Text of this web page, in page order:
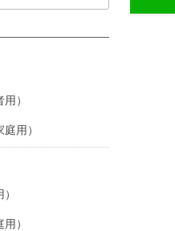
）
用）
）